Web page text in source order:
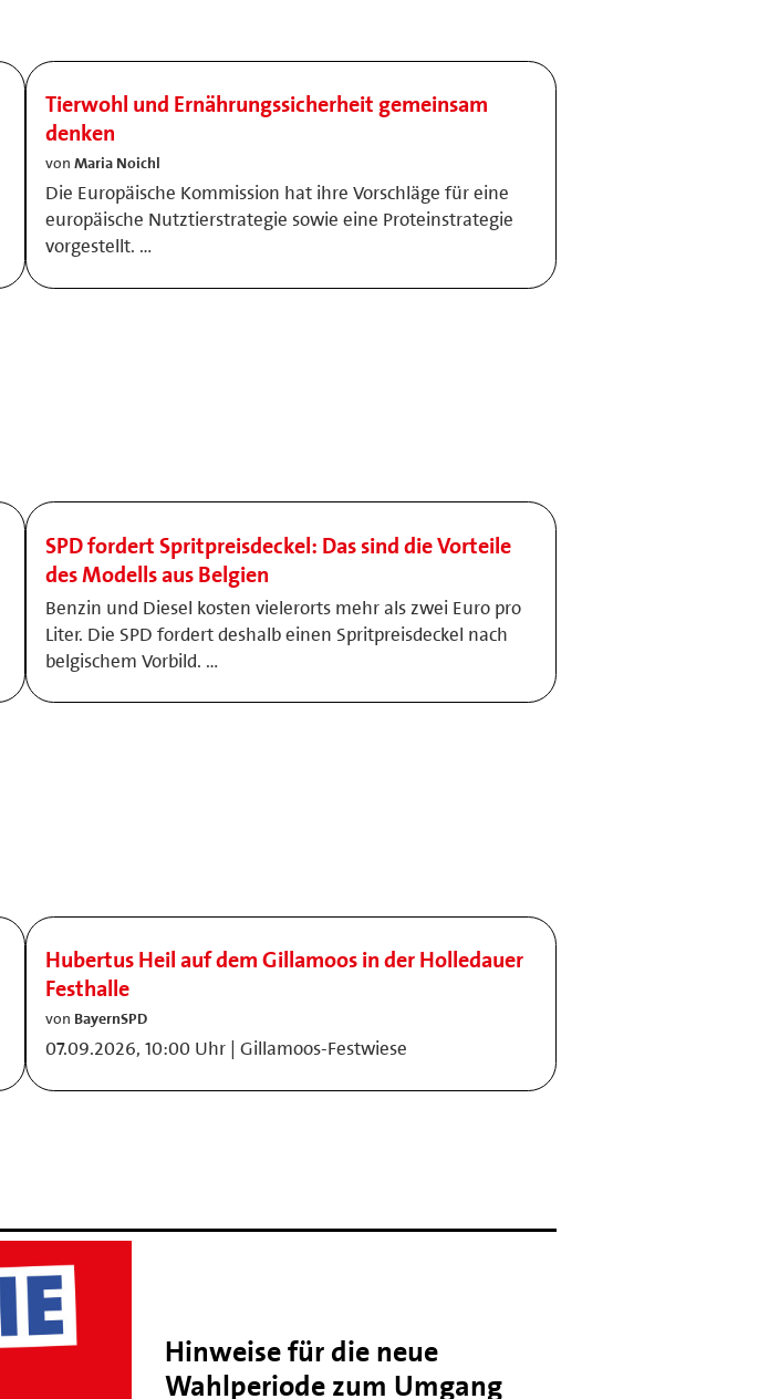
Tierwohl und Ernährungssicherheit gemeinsam
denken
von Maria Noichl
Die Europäische Kommission hat ihre Vorschläge für eine
europäische Nutztierstrategie sowie eine Proteinstrategie
vorgestellt. …
SPD fordert Spritpreisdeckel: Das sind die Vorteile
des Modells aus Belgien
Benzin und Diesel kosten vielerorts mehr als zwei Euro pro
Liter. Die SPD fordert deshalb einen Spritpreisdeckel nach
belgischem Vorbild. …
Hubertus Heil auf dem Gillamoos in der Holledauer
Festhalle
von BayernSPD
07.09.2026, 10:00 Uhr | Gillamoos-Festwiese
Hinweise für die neue
Wahlperiode zum Umgang